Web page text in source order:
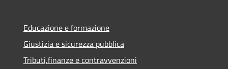
Educazione e formazione
Giustizia e sicurezza pubblica
Tributi,finanze e contravvenzioni